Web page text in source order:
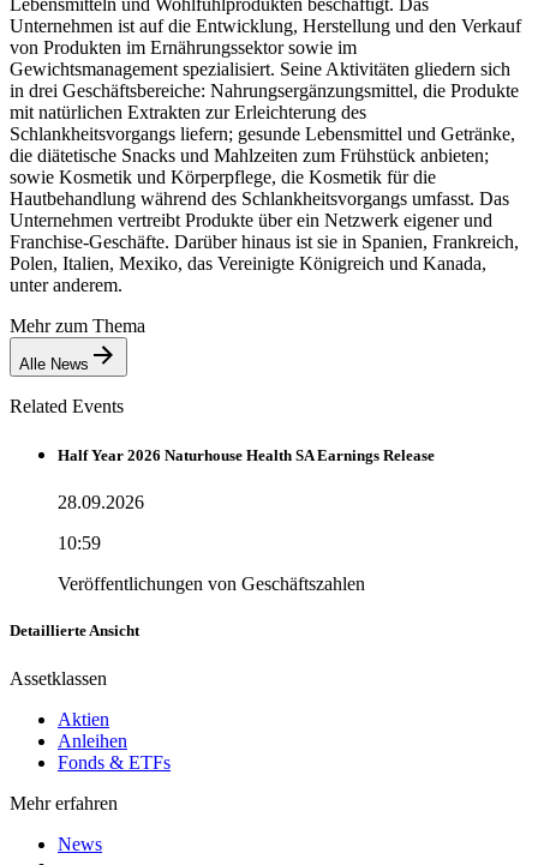
Unternehmen ist auf die Entwicklung, Herstellung und den Verkauf
von Produkten im Ernährungssektor sowie im
Gewichtsmanagement spezialisiert. Seine Aktivitäten gliedern sich
in drei Geschäftsbereiche: Nahrungsergänzungsmittel, die Produkte
mit natürlichen Extrakten zur Erleichterung des
Schlankheitsvorgangs liefern; gesunde Lebensmittel und Getränke,
die diätetische Snacks und Mahlzeiten zum Frühstück anbieten;
sowie Kosmetik und Körperpflege, die Kosmetik für die
Hautbehandlung während des Schlankheitsvorgangs umfasst. Das
Unternehmen vertreibt Produkte über ein Netzwerk eigener und
Franchise-Geschäfte. Darüber hinaus ist sie in Spanien, Frankreich,
Polen, Italien, Mexiko, das Vereinigte Königreich und Kanada,
unter anderem.
Mehr zum Thema
Alle News
Related Events
Half Year 2026 Naturhouse Health SA Earnings Release
28.09.2026
10:59
Veröffentlichungen von Geschäftszahlen
Detaillierte Ansicht
Assetklassen
Aktien
Anleihen
Fonds & ETFs
Mehr erfahren
News